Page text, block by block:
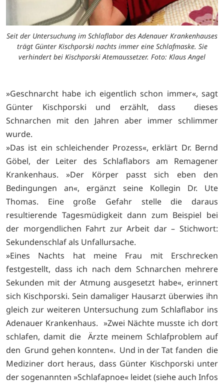
Seit der Untersuchung im Schlaflabor des Adenauer Krankenhauses
trägt Günter Kischporski nachts immer eine Schlafmaske. Sie
verhindert bei Kischporski Atemaussetzer. Foto: Klaus Angel
»Geschnarcht habe ich eigentlich schon immer«, sagt
Günter Kischporski und erzählt, dass dieses
Schnarchen mit den Jahren aber immer schlimmer
wurde.
»Das ist ein schleichender Prozess«, erklärt Dr. Bernd
Göbel, der Leiter des Schlaflabors am Remagener
Krankenhaus. »Der Körper passt sich eben den
Bedingungen an«, ergänzt seine Kollegin Dr. Ute
Thomas. Eine große Gefahr stelle die daraus
resultierende Tagesmüdigkeit dann zum Beispiel bei
der morgendlichen Fahrt zur Arbeit dar – Stichwort:
Sekundenschlaf als Unfallursache.
»Eines Nachts hat meine Frau mit Erschrecken
festgestellt, dass ich nach dem Schnarchen mehrere
Sekunden mit der Atmung ausgesetzt habe«, erinnert
sich Kischporski. Sein damaliger Hausarzt überwies ihn
gleich zur weiteren Untersuchung zum Schlaflabor ins
Adenauer Krankenhaus. »Zwei Nächte musste ich dort
schlafen, damit die Ärzte meinem Schlafproblem auf
den Grund gehen konnten«. Und in der Tat fanden die
Mediziner dort heraus, dass Günter Kischporski unter
der sogenannten »Schlafapnoe« leidet (siehe auch Infos